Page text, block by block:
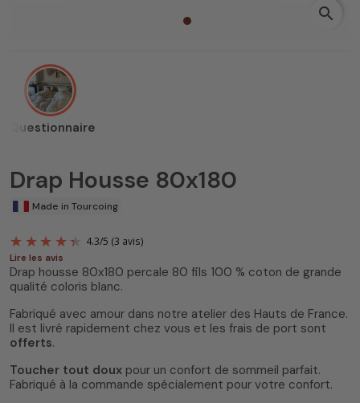
search
Questionnaire
Drap Housse 80x180
Made in Tourcoing
Lire les avis
Drap housse 80x180 percale 80 fils 100 % coton de grande
qualité coloris blanc.
Fabriqué avec amour dans notre atelier des Hauts de France.
Il est livré rapidement chez vous et les frais de port sont
offerts.
Toucher tout doux pour un confort de sommeil parfait.
Fabriqué à la commande spécialement pour votre confort.